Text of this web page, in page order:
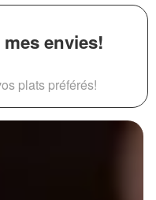
envies!
plats préférés!